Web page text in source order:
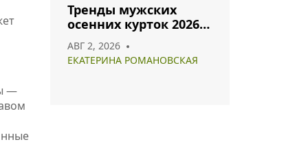
—
Тренды мужских
осенних курток 2026:
сочетать
АВГ 2, 2026
ЕКАТЕРИНА РОМАНОВСКАЯ